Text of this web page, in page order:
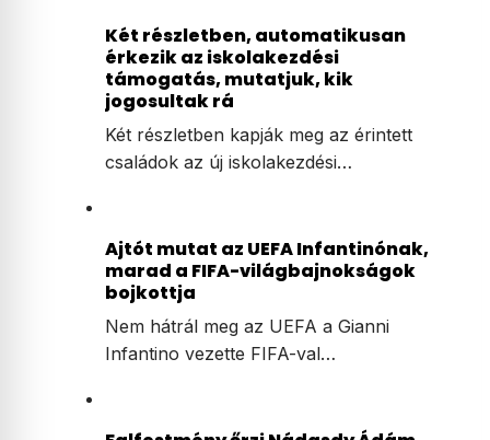
Két részletben, automatikusan
érkezik az iskolakezdési
támogatás, mutatjuk, kik
jogosultak rá
Két részletben kapják meg az érintett
családok az új iskolakezdési…
Ajtót mutat az UEFA Infantinónak,
marad a FIFA-világbajnokságok
bojkottja
Nem hátrál meg az UEFA a Gianni
Infantino vezette FIFA-val…